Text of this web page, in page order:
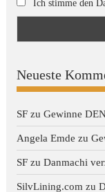
Ich stimme den
Neueste
SF zuGewinne
Angela Emde zu
SF zuDanmachi
SilvLining.com zu